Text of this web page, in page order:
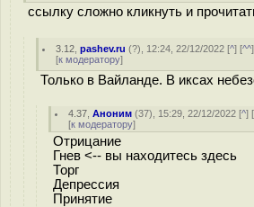
ссылку сложно кликнуть и
3.12 ,pashev.ru (?), 12:24, 22/12/2022 [^] [^^
[к модератору]
Только в Вайланде. В иксах
4.37 ,Аноним (37), 15:29, 22/12/2022 [^] [
[к модератору]
Отрицание
Гнев <-- вы находитесь здесь
Торг
Депрессия
Принятие